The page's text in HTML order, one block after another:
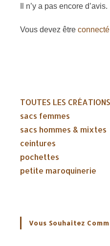
Il n’y a pas encore d’avis.
Vous devez êtreconnecté
TOUTES LES CRÉATIONS
sacs femmes
sacs hommes & mixtes
ceintures
pochettes
petite maroquinerie
Vous Souhaitez